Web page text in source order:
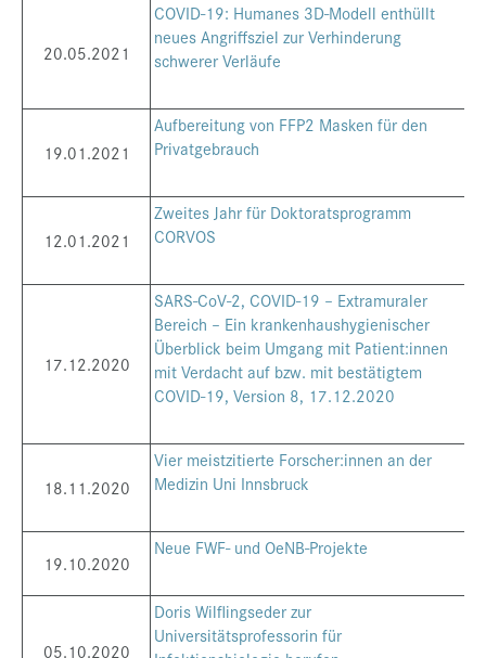
20.05.2021
COVID-19: Humanes 3D-Modell enthüllt
neues Angriffsziel zur Verhinderung
schwerer Verläufe
19.01.2021
Aufbereitung von FFP2 Masken für den
Privatgebrauch
12.01.2021
Zweites Jahr für Doktoratsprogramm
CORVOS
17.12.2020
SARS-CoV-2, COVID-19 – Extramuraler
Bereich – Ein krankenhaushygienischer
Überblick beim Umgang mit Patient:innen
mit Verdacht auf bzw. mit bestätigtem
COVID-19, Version 8, 17.12.2020
18.11.2020
Vier meistzitierte Forscher:innen an der
Medizin Uni Innsbruck
19.10.2020
Neue FWF- und OeNB-Projekte
05.10.2020
Doris Wilflingseder zur
Universitätsprofessorin für